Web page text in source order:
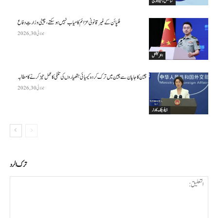
انٹرنیشنل
فلپائن کے غیر قانونی عزائم کامیاب نہیں ہو سکتے ، چینی وزارتِ دفاع
جولائی 30, 2026
ڈپلومیٹک کارنر
چین کا جاپان سے چین میں ترک کردہ کیمیائی ہتھیاروں کی تلفی کا عمل تیز کرنے کا مطالبہ
جولائی 30, 2026
ترك الرد